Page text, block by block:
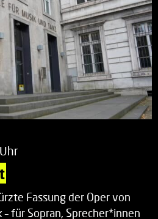
Fassung der Oper von
für Sopran, Sprecher*innen